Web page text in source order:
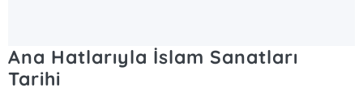
Ana Hatlarıyla İslam Sanatları
Tarihi